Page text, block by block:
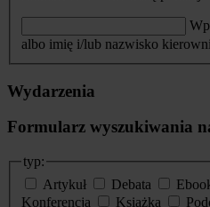
albo imię i/lub nazwisko
Wydarzenia
Formularz wyszukiwania
typ:
Artykuł
Debata
Konferencja
Książka